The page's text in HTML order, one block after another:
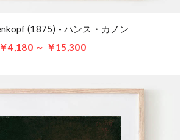
(1875) - ハンス・カノン
￥4,180 ～ ￥15,300